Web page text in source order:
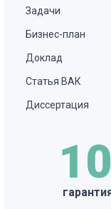
Задачи
Бизнес-план
Доклад
Статья ВАК
Диссертация